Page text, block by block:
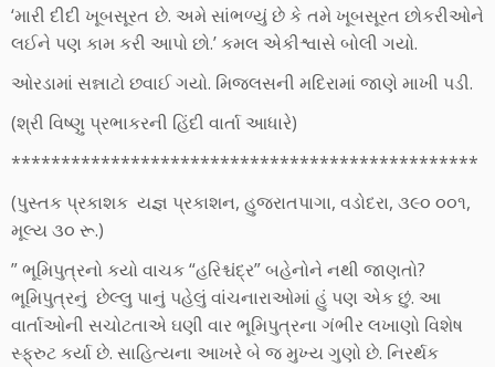
‘મારી દીદી ખૂબસૂરત છે. અમે સાંભળ્યું છે કે તમે ખૂબસૂરત છોકરીઓને
લઈને પણ કામ કરી આપો છો.’ કમલ એકીશ્વાસે બોલી ગયો.
ઓરડામાં સન્નાટો છવાઈ ગયો. મિજલસની મદિરામાં જાણે માખી પડી.
(શ્રી વિષ્ણુ પ્રભાકરની હિંદી વાર્તા આધારે)
***********************************************
(પુસ્તક પ્રકાશક યજ્ઞ પ્રકાશન, હુજરાતપાગા, વડોદરા, ૩૯૦ ૦૦૧,
મૂલ્ય ૩૦ રૂ.)
” ભૂમિપુત્રનો કયો વાચક “હરિશ્ચંદ્ર” બહેનોને નથી જાણતો?
ભૂમિપુત્રનું છેલ્લુ પાનું પહેલું વાંચનારાઓમાં હું પણ એક છું. આ
વાર્તાઓની સચોટતાએ ઘણી વાર ભૂમિપુત્રના ગંભીર લખાણો વિશેષ
સ્ફ્રુટ કર્યા છે. સાહિત્યના આખરે બે જ મુખ્ય ગુણો છે. નિરર્થક